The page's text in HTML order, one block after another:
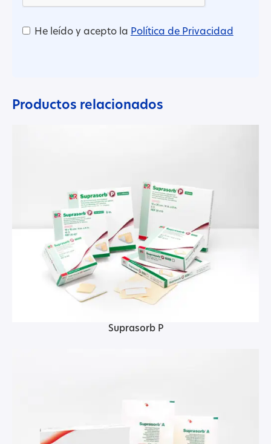
He leído y acepto la Política de Privacidad
Productos relacionados
Suprasorb P